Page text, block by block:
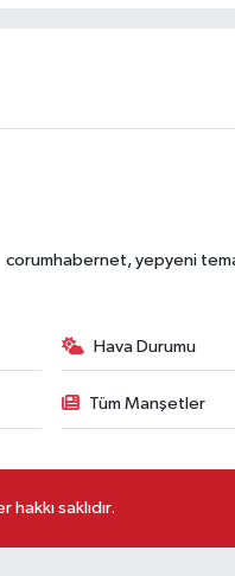
corumhabernet, yepyeni
Hava Durumu
Tüm Manşetler
saklıdır.